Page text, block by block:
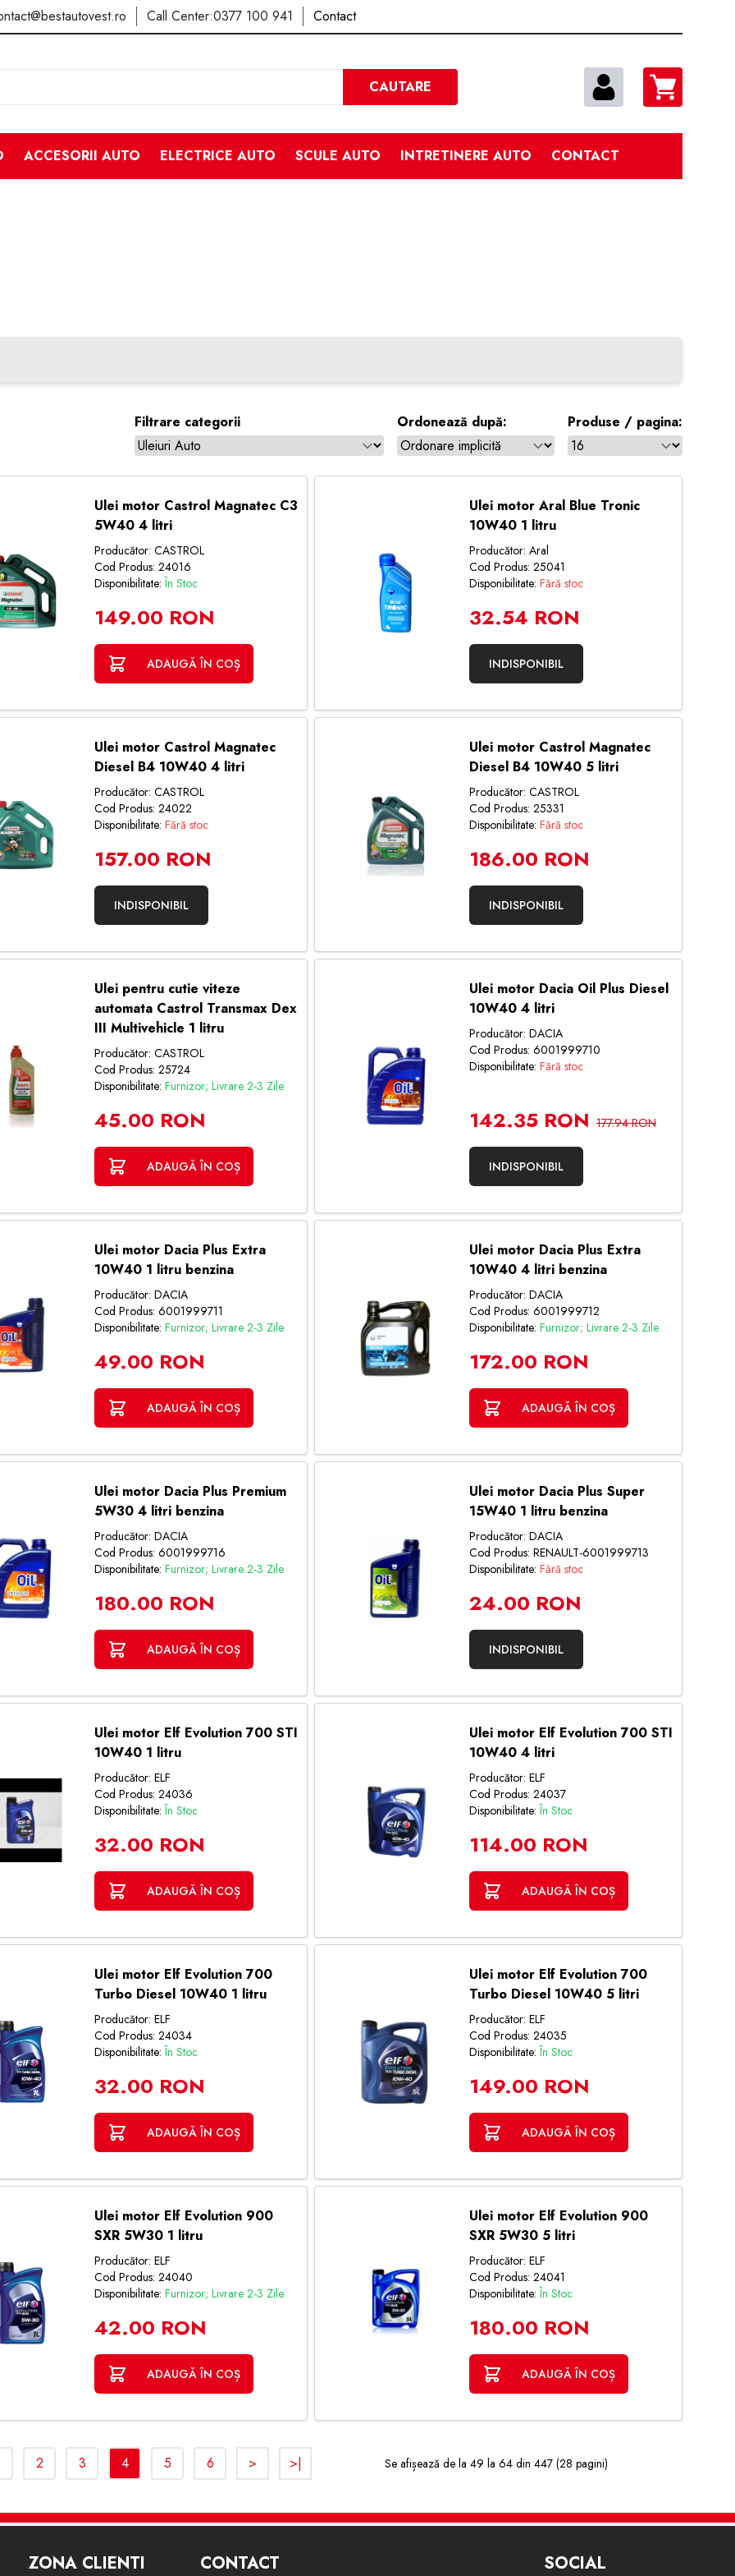
Call Center:0377 100 941 Contact
Cautare
CAUTARE
ACCESORII AUTO ELECTRICE AUTO SCULE AUTO INTRETINERE AUTO CONTACT
Filtrare categorii Ordonează după: Produse / pagina:
Ulei motor Castrol Magnatec C3
5W40 4 litri
Producător: CASTROL
Cod Produs: 24016
Disponibilitate:În Stoc
149.00 RON
ADAUGĂ ÎN COȘ
Ulei motor Aral Blue Tronic
10W40 1 litru
Producător: Aral
Cod Produs: 25041
Disponibilitate: Fără stoc
32.54 RON
INDISPONIBIL
Ulei motor Castrol Magnatec
Diesel B4 10W40 4 litri
Producător: CASTROL
Cod Produs: 24022
Disponibilitate: Fără stoc
157.00 RON
INDISPONIBIL
Ulei motor Castrol Magnatec
Diesel B4 10W40 5 litri
Producător: CASTROL
Cod Produs: 25331
Disponibilitate: Fără stoc
186.00 RON
INDISPONIBIL
Ulei pentru cutie viteze
automata Castrol Transmax Dex
III Multivehicle 1 litru
Producător: CASTROL
Cod Produs: 25724
Disponibilitate: Furnizor; Livrare 2-3 Zile
45.00 RON
ADAUGĂ ÎN COȘ
Ulei motor Dacia Oil Plus Diesel
10W40 4 litri
Producător: DACIA
Cod Produs: 6001999710
Disponibilitate: Fără stoc
142.35 RON 177.94 RON
INDISPONIBIL
Ulei motor Dacia Plus Extra
10W40 1 litru benzina
Producător: DACIA
Cod Produs: 6001999711
Disponibilitate: Furnizor; Livrare 2-3 Zile
49.00 RON
ADAUGĂ ÎN COȘ
Ulei motor Dacia Plus Extra
10W40 4 litri benzina
Producător: DACIA
Cod Produs: 6001999712
Disponibilitate: Furnizor; Livrare 2-3 Zile
172.00 RON
ADAUGĂ ÎN COȘ
Ulei motor Dacia Plus Premium
5W30 4 litri benzina
Producător: DACIA
Cod Produs: 6001999716
Disponibilitate: Furnizor; Livrare 2-3 Zile
180.00 RON
ADAUGĂ ÎN COȘ
Ulei motor Dacia Plus Super
15W40 1 litru benzina
Producător: DACIA
Cod Produs: RENAULT-6001999713
Disponibilitate: Fără stoc
24.00 RON
INDISPONIBIL
Ulei motor Elf Evolution 700 STI
10W40 1 litru
Producător: ELF
Cod Produs: 24036
Disponibilitate:În Stoc
32.00 RON
ADAUGĂ ÎN COȘ
Ulei motor Elf Evolution 700 STI
10W40 4 litri
Producător: ELF
Cod Produs: 24037
Disponibilitate:În Stoc
114.00 RON
ADAUGĂ ÎN COȘ
Ulei motor Elf Evolution 700
Turbo Diesel 10W40 1 litru
Producător: ELF
Cod Produs: 24034
Disponibilitate:În Stoc
32.00 RON
ADAUGĂ ÎN COȘ
Ulei motor Elf Evolution 700
Turbo Diesel 10W40 5 litri
Producător: ELF
Cod Produs: 24035
Disponibilitate:În Stoc
149.00 RON
ADAUGĂ ÎN COȘ
Ulei motor Elf Evolution 900
SXR 5W30 1 litru
Producător: ELF
Cod Produs: 24040
Disponibilitate: Furnizor; Livrare 2-3 Zile
42.00 RON
ADAUGĂ ÎN COȘ
Ulei motor Elf Evolution 900
SXR 5W30 5 litri
Producător: ELF
Cod Produs: 24041
Disponibilitate:În Stoc
180.00 RON
ADAUGĂ ÎN COȘ
2 3 4 5 6 > >| Se afișează de la 49 la 64 din 447 (28 pagini)
ZONA CLIENTI CONTACT SOCIAL